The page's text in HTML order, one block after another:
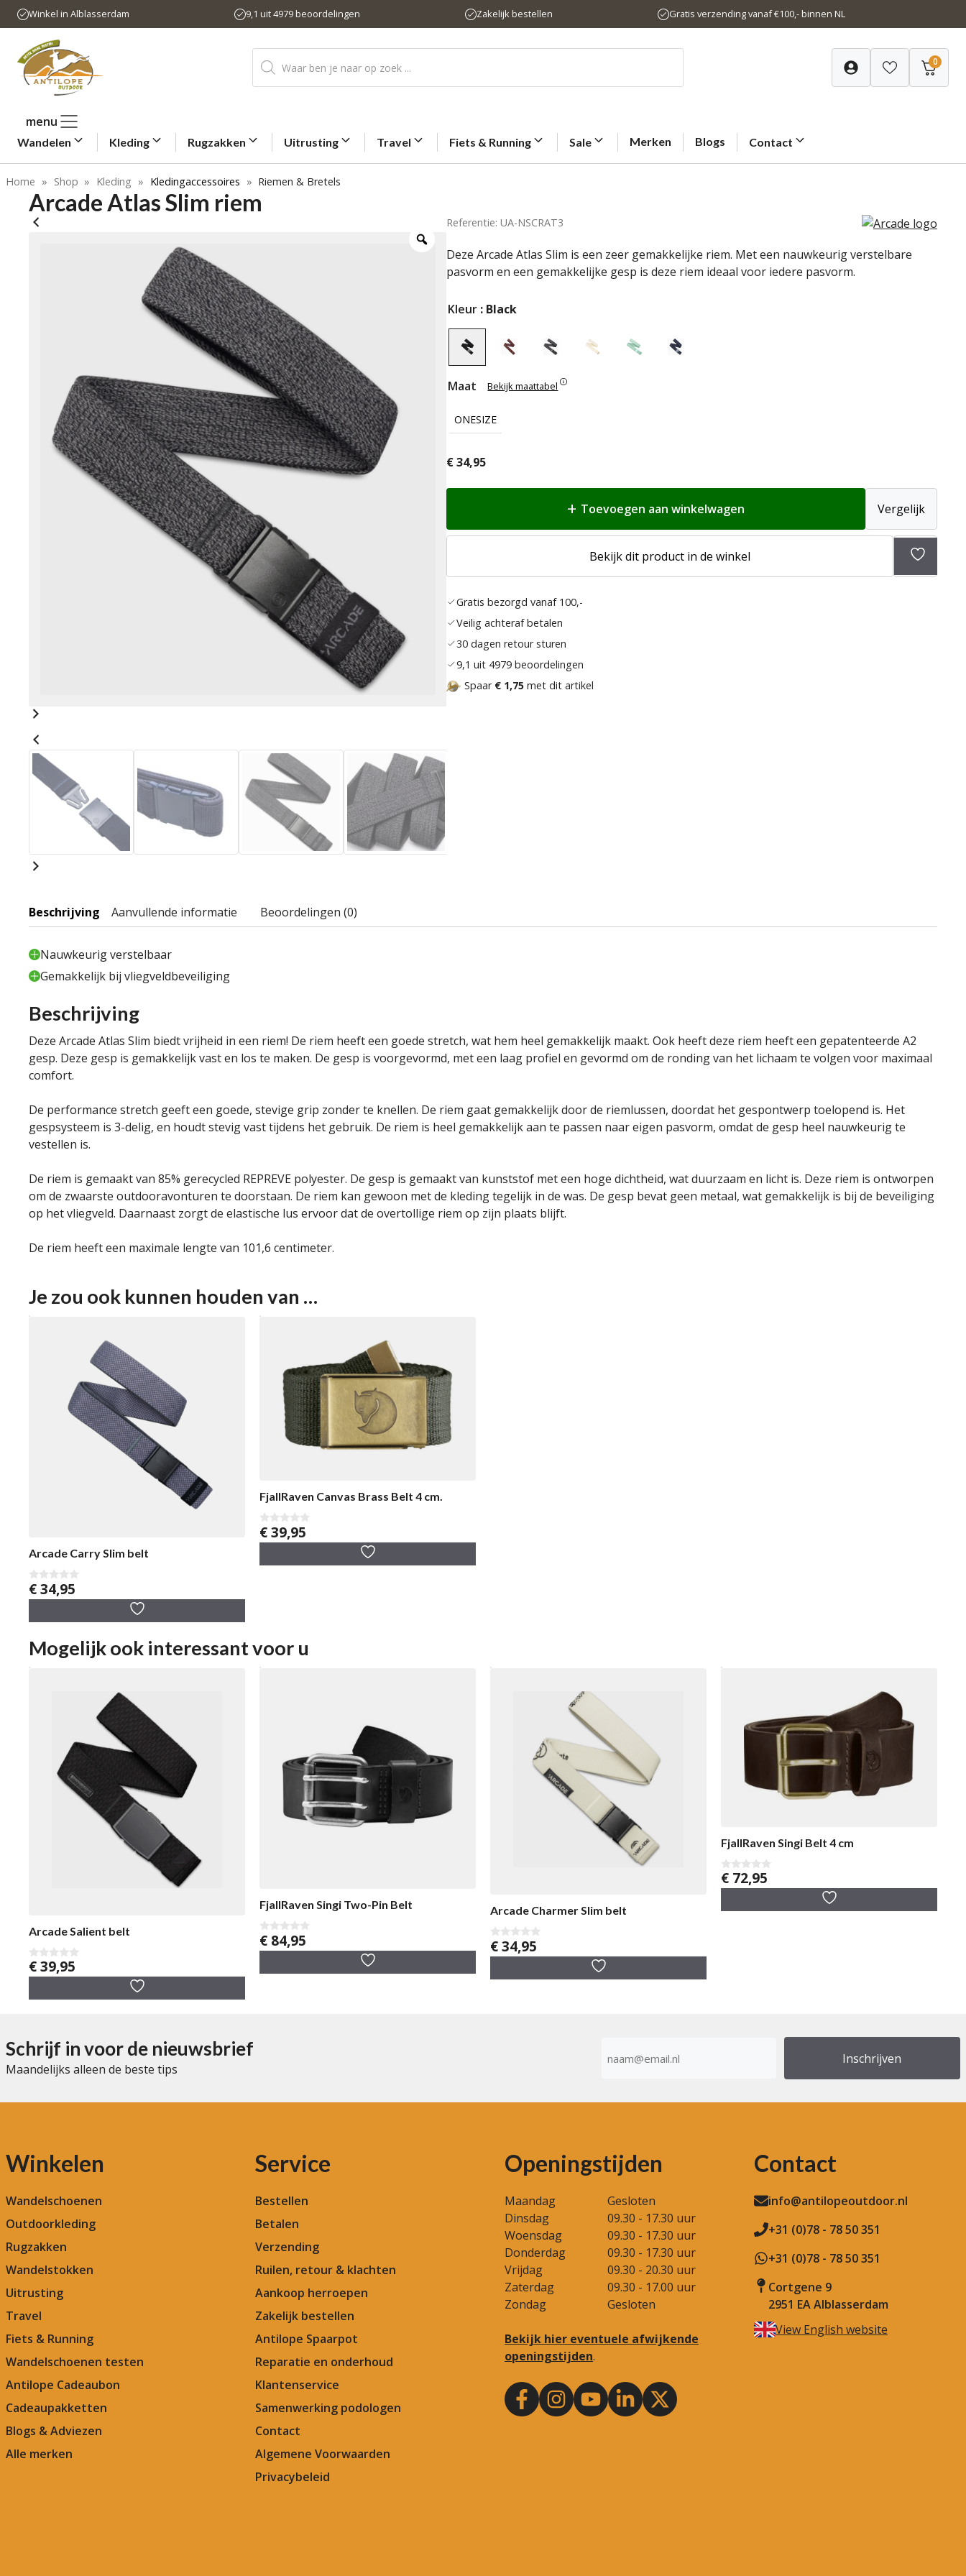
naar
inhoud
Winkel in Alblasserdam 9,1 uit 4979 beoordelingen Zakelijk bestellen Gratis verzending vanaf €100,- binnen NL
Producten
zoeken 0
menu
Wandelen Kleding Rugzakken Uitrusting Travel Fiets & Running Sale Merken Blogs Contact
Home » Shop » Kleding » Kledingaccessoires » Riemen & Bretels
Arcade Atlas Slim riem
Referentie: UA-NSCRAT3
Deze Arcade Atlas Slim is een zeer gemakkelijke riem. Met een nauwkeurig verstelbare
pasvorm en een gemakkelijke gesp is deze riem ideaal voor iedere pasvorm.
Kleur : Black
Maat Bekijk maattabel
ONESIZE
€34,95
Toevoegen aan winkelwagen Vergelijk
Bekijk dit product in de winkel
Gratis bezorgd vanaf 100,-
Veilig achteraf betalen
30 dagen retour sturen
9,1 uit 4979 beoordelingen
Spaar € 1,75 met dit artikel
Beschrijving Aanvullende informatie Beoordelingen (0)
Nauwkeurig verstelbaar
Gemakkelijk bij vliegveldbeveiliging
Beschrijving
Deze Arcade Atlas Slim biedt vrijheid in een riem! De riem heeft een goede stretch, wat hem heel gemakkelijk maakt. Ook heeft deze riem heeft een gepatenteerde A2
gesp. Deze gesp is gemakkelijk vast en los te maken. De gesp is voorgevormd, met een laag profiel en gevormd om de ronding van het lichaam te volgen voor maximaal
comfort.
De performance stretch geeft een goede, stevige grip zonder te knellen. De riem gaat gemakkelijk door de riemlussen, doordat het gespontwerp toelopend is. Het
gespsysteem is 3-delig, en houdt stevig vast tijdens het gebruik. De riem is heel gemakkelijk aan te passen naar eigen pasvorm, omdat de gesp heel nauwkeurig te
vestellen is.
De riem is gemaakt van 85% gerecycled REPREVE polyester. De gesp is gemaakt van kunststof met een hoge dichtheid, wat duurzaam en licht is. Deze riem is ontworpen
om de zwaarste outdooravonturen te doorstaan. De riem kan gewoon met de kleding tegelijk in de was. De gesp bevat geen metaal, wat gemakkelijk is bij de beveiliging
op het vliegveld. Daarnaast zorgt de elastische lus ervoor dat de overtollige riem op zijn plaats blijft.
De riem heeft een maximale lengte van 101,6 centimeter.
Je zou ook kunnen houden van …
Arcade Carry Slim belt
0
v
5
€34,95
FjallRaven Canvas Brass Belt 4 cm.
0
v
5
€39,95
Mogelijk ook interessant voor u
Arcade Salient belt
0
v
€39,95
FjallRaven Singi Two-Pin Belt
0
v
€ 84,95
Arcade Charmer Slim belt
0
v
5
€34,95
FjallRaven Singi Belt 4 cm
0
v
€ 72,95
Schrijf in voor de nieuwsbrief
Maandelijks alleen de beste tips
mailadres
Winkelen
Wandelschoenen
Outdoorkleding
Rugzakken
Wandelstokken
Uitrusting
Travel
Fiets & Running
Wandelschoenen testen
Antilope Cadeaubon
Cadeaupakketten
Blogs & Adviezen
Alle merken
Service
Bestellen
Betalen
Verzending
Ruilen, retour & klachten
Aankoop herroepen
Zakelijk bestellen
Antilope Spaarpot
Reparatie en onderhoud
Klantenservice
Samenwerking podologen
Contact
Algemene Voorwaarden
Privacybeleid
Openingstijden
Maandag
Gesloten
Dinsdag
09.30 - 17.30 uur
Woensdag
09.30 - 17.30 uur
Donderdag
09.30 - 17.30 uur
Vrijdag
09.30 - 20.30 uur
Zaterdag
09.30 - 17.00 uur
Zondag
Gesloten
Bekijk hier eventuele afwijkende
openingstijden.
Contact
info@antilopeoutdoor.nl
+31 (0)78 - 78 50 351
+31 (0)78 - 78 50 351
Cortgene 9
2951 EA Alblasserdam
View English website